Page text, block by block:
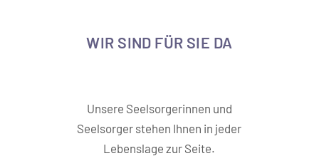
WIR SIND FÜR SIE DA
Unsere Seelsorgerinnen und
Seelsorger stehen Ihnen in jeder
Lebenslage zur Seite.